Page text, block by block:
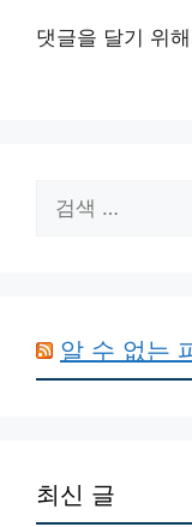
댓글을 달기 위
색:
알 수 없는
최신 글